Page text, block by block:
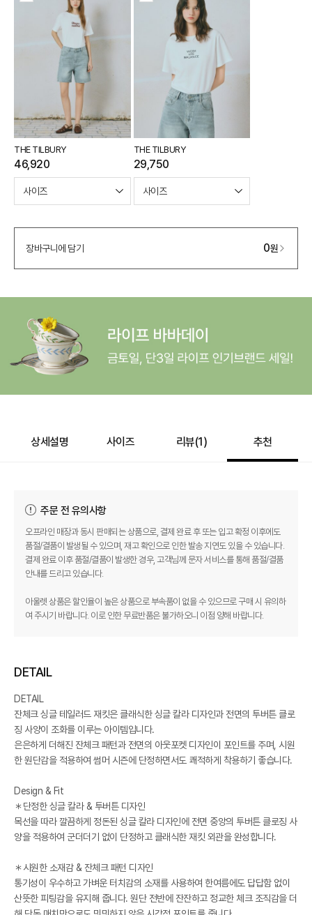
바바캐시 1% 할인
338,000 –
THE TILBURY
46,920
THE TILBURY
29,750
장바구니에 담기 0원
상세설명 사이즈 리뷰(1) 추천
주문 전 유의사항
오프라인 매장과 동시 판매되는 상품으로, 결제 완료 후 또는 입고 확정 이후에도
품절/결품이 발생될 수 있으며, 재고 확인으로 인한 발송 지연도 있을 수 있습니다.
결제 완료 이후 품절/결품이 발생한 경우, 고객님께 문자 서비스를 통해 품절/결품
안내를 드리고 있습니다.
아울렛 상품은 할인율이 높은 상품으로 부속품이 없을 수 있으므로 구매 시 유의하
여 주시기 바랍니다. 이로 인한 무료반품은 불가하오니 이점 양해 바랍니다.
DETAIL
DETAIL
잔체크 싱글 테일러드 재킷은 클래식한 싱글 칼라 디자인과 전면의 투버튼 클로
징 사양이 조화를 이루는 아이템입니다.
은은하게 더해진 잔체크 패턴과 전면의 아웃포켓 디자인이 포인트를 주며, 시원
한 원단감을 적용하여 썸머 시즌에 단정하면서도 쾌적하게 착용하기 좋습니다.
Design & Fit
＊단정한 싱글 칼라 & 투버튼 디자인
목선을 따라 깔끔하게 정돈된 싱글 칼라 디자인에 전면 중앙의 투버튼 클로징 사
양을 적용하여 군더더기 없이 단정하고 클래식한 재킷 외관을 완성합니다.
＊시원한 소재감 & 잔체크 패턴 디자인
통기성이 우수하고 가벼운 터치감의 소재를 사용하여 한여름에도 답답함 없이
산뜻한 피팅감을 유지해 줍니다. 원단 전반에 잔잔하고 정교한 체크 조직감을 더